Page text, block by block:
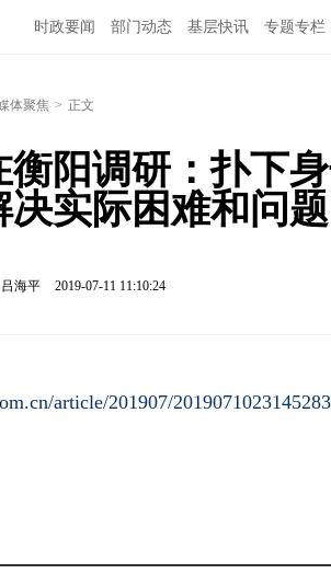
时政要闻 部门动态 基层快讯 专题专栏
体聚焦 > 正文
衡阳调研：扑下
决实际困难和问题
海平 2019-07-11 11:10:24
article/201907/